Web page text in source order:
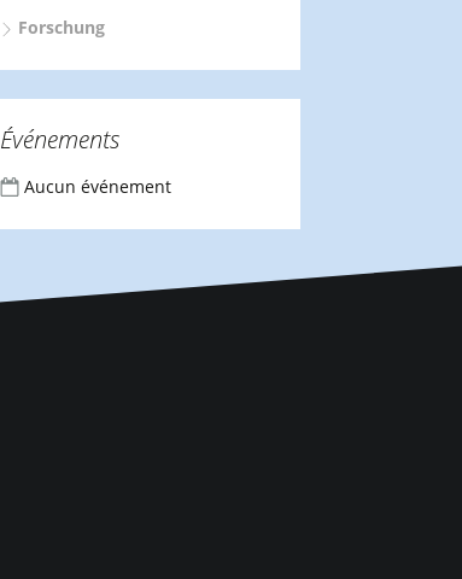
Forschung
Événements
Aucun événement